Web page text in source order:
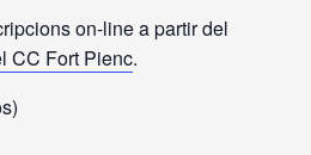
on-line a partir del
CC Fort Pienc.